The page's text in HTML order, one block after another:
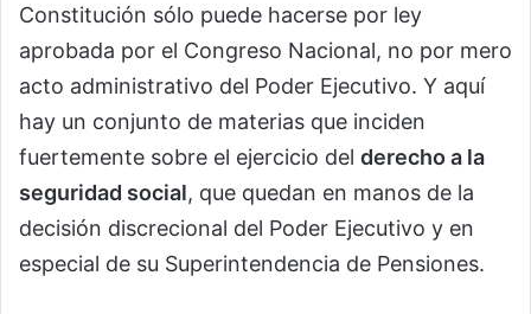
Constitución sólo puede hacerse por ley
aprobada por el Congreso Nacional, no por mero
acto administrativo del Poder Ejecutivo. Y aquí
hay un conjunto de materias que inciden
fuertemente sobre el ejercicio del derecho a la
seguridad social, que quedan en manos de la
decisión discrecional del Poder Ejecutivo y en
especial de su Superintendencia de Pensiones.